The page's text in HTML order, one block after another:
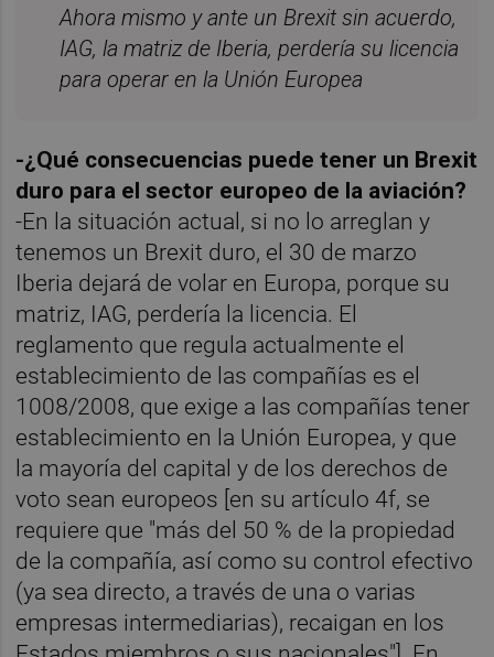
Ahora mismo y ante un Brexit sin acuerdo,
IAG, la matriz de Iberia, perdería su licencia
para operar en la Unión Europea
-¿Qué consecuencias puede tener un Brexit
duro para el sector europeo de la aviación?
-En la situación actual, si no lo arreglan y
tenemos un Brexit duro, el 30 de marzo
Iberia dejará de volar en Europa, porque su
matriz, IAG, perdería la licencia. El
reglamento que regula actualmente el
establecimiento de las compañías es el
1008/2008, que exige a las compañías tener
establecimiento en la Unión Europea, y que
la mayoría del capital y de los derechos de
voto sean europeos [en su artículo 4f, se
requiere que "más del 50 % de la propiedad
de la compañía, así como su control efectivo
(ya sea directo, a través de una o varias
empresas intermediarias), recaigan en los